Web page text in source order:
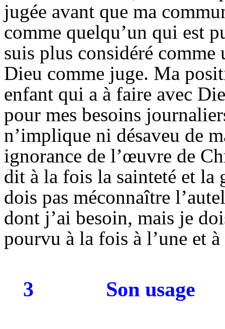
jugée avant que ma
comme quelqu’un qui est
suis plus considéré
Dieu comme juge. Ma
enfant qui a à faire avec
pour mes besoins
n’implique ni désaveu de
ignorance de l’œuvre de
dit à la fois la sainteté et la
dois pas méconnaître
dont j’ai besoin, mais je
pourvu à la fois à l’une et à
3 Son usage